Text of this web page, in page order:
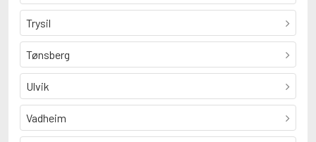
Trysil
Tønsberg
Ulvik
Vadheim